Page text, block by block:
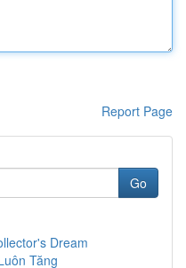
Report Page
Go
Dream
Tăng